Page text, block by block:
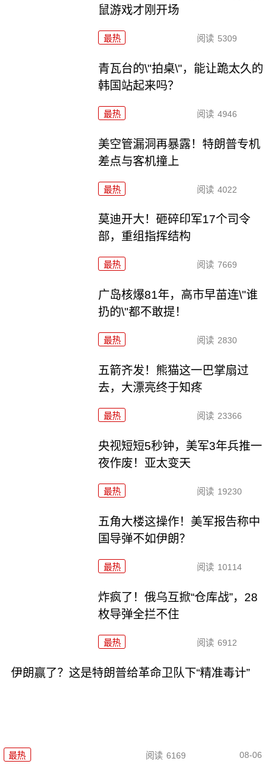
鼠游戏才刚开场
最热 阅读 5309
青瓦台的\"拍桌\"，能让跪太久的
韩国站起来吗？
最热 阅读 4946
美空管漏洞再暴露！特朗普专机
差点与客机撞上
最热 阅读 4022
莫迪开大！砸碎印军17个司令
部，重组指挥结构
最热 阅读 7669
广岛核爆81年，高市早苗连\"谁
扔的\"都不敢提！
最热 阅读 2830
五箭齐发！熊猫这一巴掌扇过
去，大漂亮终于知疼
最热 阅读 23366
央视短短5秒钟，美军3年兵推一
夜作废！亚太变天
最热 阅读 19230
五角大楼这操作！美军报告称中
国导弹不如伊朗？
最热 阅读 10114
炸疯了！俄乌互掀“仓库战”，28
枚导弹全拦不住
最热 阅读 6912
伊朗赢了？这是特朗普给革命卫队下“精准毒计”
最热 阅读 6169 08-06